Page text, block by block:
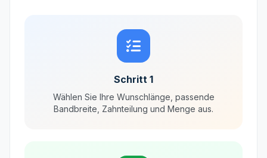
Schritt 1
Wählen Sie Ihre Wunschlänge, passende
Bandbreite, Zahnteilung und Menge aus.